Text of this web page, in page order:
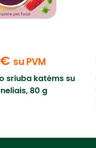
€ su PVM
sriuba katėms su
80 g